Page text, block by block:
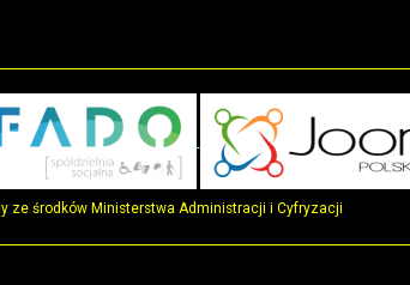
ze środków Ministerstwa Administracji i Cyfryzacji